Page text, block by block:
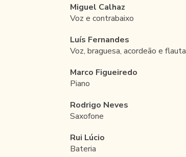
Miguel Calhaz
Voz e contrabaixo
Luís Fernandes
Voz, braguesa, acordeão e flauta
Marco Figueiredo
Piano
Rodrigo Neves
Saxofone
Rui Lúcio
Bateria